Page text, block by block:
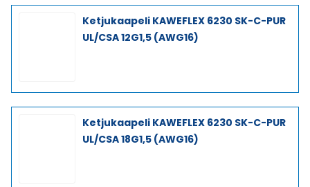
Ketjukaapeli KAWEFLEX 6230 SK-C-PUR
UL/CSA 12G1,5 (AWG16)
Ketjukaapeli KAWEFLEX 6230 SK-C-PUR
UL/CSA 18G1,5 (AWG16)